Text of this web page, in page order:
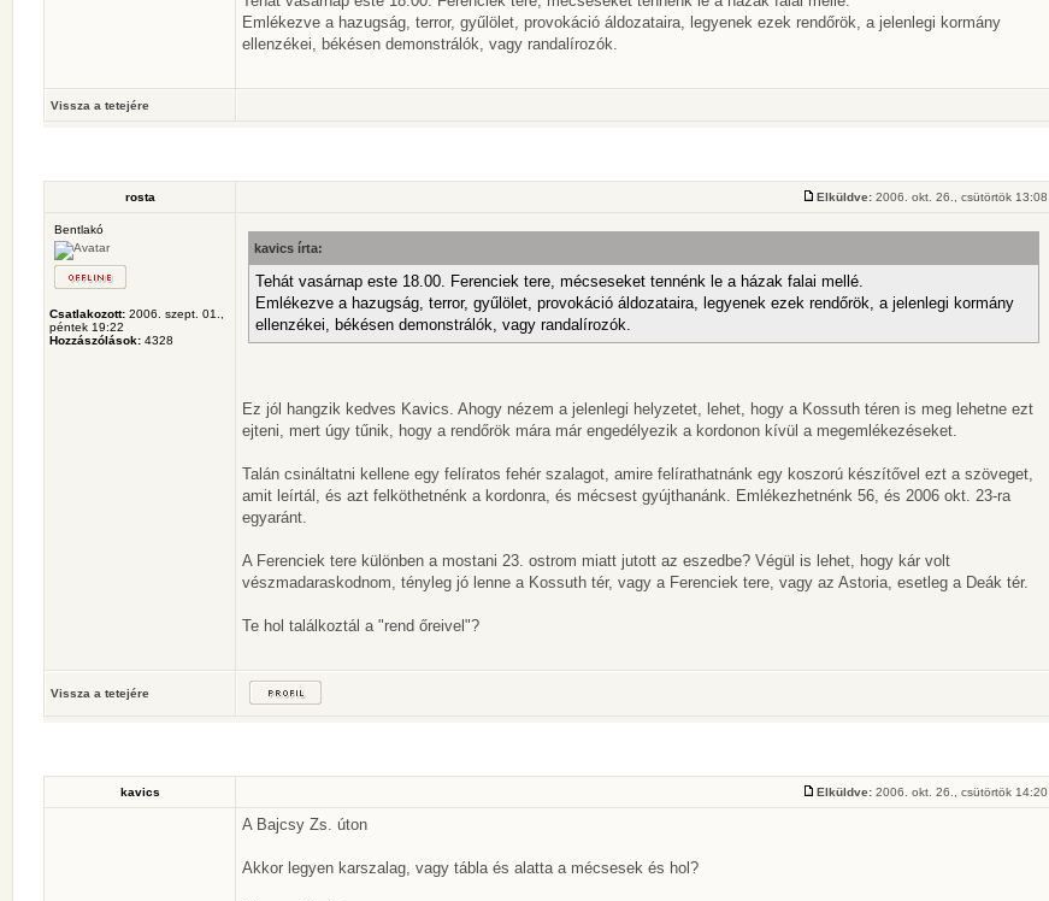
Emlékezve a hazugság, terror, gyűlölet, provokáció áldozataira, legyenek ezek rendőrök, a jelenlegi kormány
ellenzékei, békésen demonstrálók, vagy randalírozók.
Vissza a tetejére
rosta Elküldve: 2006. okt. 26., csütörtök 13:08
Bentlakó
Csatlakozott: 2006. szept. 01.,
péntek 19:22
Hozzászólások: 4328
kavics írta:
Tehát vasárnap este 18.00. Ferenciek tere, mécseseket tennénk le a házak falai mellé.
Emlékezve a hazugság, terror, gyűlölet, provokáció áldozataira, legyenek ezek rendőrök, a jelenlegi kormány
ellenzékei, békésen demonstrálók, vagy randalírozók.
Ez jól hangzik kedves Kavics. Ahogy nézem a jelenlegi helyzetet, lehet, hogy a Kossuth téren is meg lehetne ezt
ejteni, mert úgy tűnik, hogy a rendőrök mára már engedélyezik a kordonon kívül a megemlékezéseket.
Talán csináltatni kellene egy felíratos fehér szalagot, amire felírathatnánk egy koszorú készítővel ezt a szöveget,
amit leírtál, és azt felköthetnénk a kordonra, és mécsest gyújthanánk. Emlékezhetnénk 56, és 2006 okt. 23-ra
egyaránt.
A Ferenciek tere különben a mostani 23. ostrom miatt jutott az eszedbe? Végül is lehet, hogy kár volt
vészmadaraskodnom, tényleg jó lenne a Kossuth tér, vagy a Ferenciek tere, vagy az Astoria, esetleg a Deák tér.
Te hol találkoztál a "rend őreivel"?
Vissza a tetejére
kavics Elküldve: 2006. okt. 26., csütörtök 14:20
A Bajcsy Zs. úton
Akkor legyen karszalag, vagy tábla és alatta a mécsesek és hol?